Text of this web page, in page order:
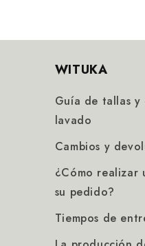
WITUKA
Guía de tallas y
lavado
Cambios y
¿Cómo realizar
su pedido?
Tiempos de